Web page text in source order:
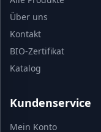
Über uns
Kontakt
BIO-Zertifikat
Katalog
Kundenservice
Mein Konto